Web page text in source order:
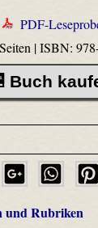
PDF-
|ISBN:
Buch
und Rubriken